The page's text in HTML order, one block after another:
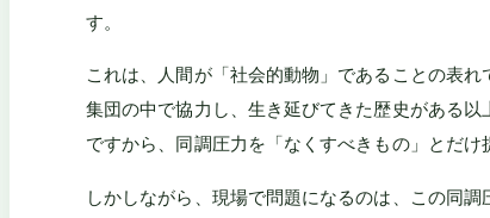
す。
これは、人間が「社会的動物」であることの表れ
集団の中で協力し、生き延びてきた歴史がある
ですから、同調圧力を「なくすべきもの」とだけ
しかしながら、現場で問題になるのは、この同